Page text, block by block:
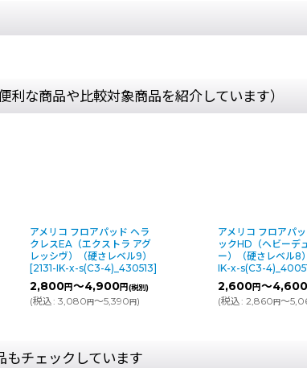
利な商品や比較対象商品を紹介しています）
アメリコ フロアパッド ヘラ
クレスEA（エクストラ アグ
レッシヴ）（硬さレベル9）
[2131-IK-x-s(C3-4)_430513]
2,800円～4,900円(税別)
(税込: 3,080円～5,390円)
アメリコ フロアパ
ックHD（ヘビーデ
ー）（硬さレベル8）
IK-x-s(C3-
2,600円～4,600
(税込: 2,860円～
もチェックしています